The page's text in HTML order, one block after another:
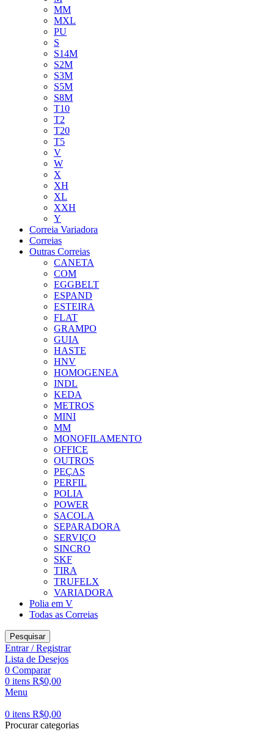
MM
MXL
PU
S
S14M
S2M
S3M
S5M
S8M
T10
T2
T20
T5
V
W
X
XH
XL
XXH
Y
Correia Variadora
Correias
Outras Correias
CANETA
COM
EGGBELT
ESPAND
ESTEIRA
FLAT
GRAMPO
GUIA
HASTE
HNV
HOMOGENEA
INDL
KEDA
METROS
MINI
MM
MONOFILAMENTO
OFFICE
OUTROS
PEÇAS
PERFIL
POLIA
POWER
SACOLA
SEPARADORA
SERVIÇO
SINCRO
SKF
TIRA
TRUFELX
VARIADORA
Polia em V
Todas as Correias
Pesquisar
Entrar / Registrar
Lista de Desejos
0 Comparar
0 itens R$0,00
Menu
0 itens R$0,00
Procurar categorias